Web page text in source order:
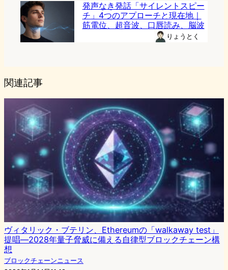
発声なき発話「サイレントスピー
チ」4つのアプローチと現在地｜
筋電位、超音波、口唇読み、脳波
りょうとく
関連記事
ヴィタリック・ブテリン、Ethereumの「walkaway test」
提唱―2028年量子脅威に備える自律型ブロックチェーン構
想
ブロックチェーンニュース